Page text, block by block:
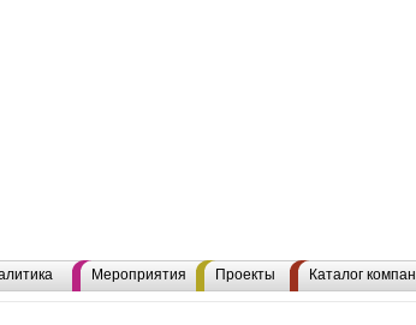
Мероприятия Проекты Каталог